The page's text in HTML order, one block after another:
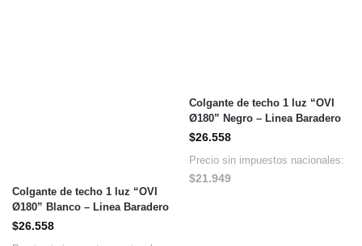
Colgante de techo 1 luz “OVI
Ø180” Blanco – Linea Baradero
$26.558
Colgante de techo 1 luz “OVI
Ø180” Negro – Linea Baradero
$26.558
Precio sin impuestos nacionales:
$21.949